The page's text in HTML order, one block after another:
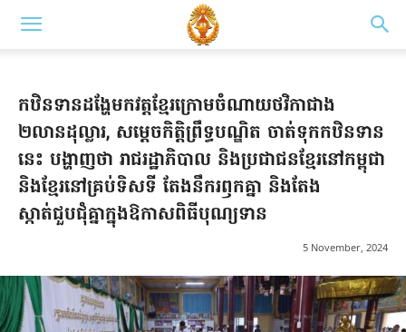
កឋិនទានដង្ហែមកវត្តខ្មែរក្រោមចំណាយថវិកាជាង
២លានដុល្លារ, សម្តេចកិត្តិព្រឹទ្ធបណ្ឌិត ចាត់ទុកកឋិនទាន
នេះ បង្ហាញថា រាជរដ្ឋាភិបាល និងប្រជាជនខ្មែរនៅកម្ពុជា
និងខ្មែរនៅគ្រប់ទិសទី តែងនឹករឭកគ្នា និងតែង
ស្កាត់ជួបជុំគ្នាក្នុង​ឱកាស​ពិធីបុណ្យទាន
5 November, 2024